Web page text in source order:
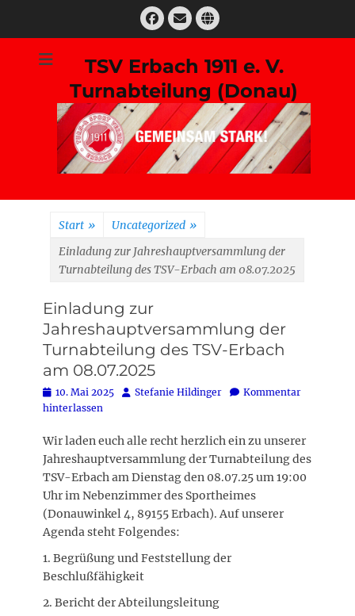
Facebook
E-
Mail
Website
TSV Erbach 1911 e. V.
Turnabteilung (Donau)
Start » Uncategorized »
Einladung zur Jahreshauptversammlung der
Turnabteilung des TSV-Erbach am 08.07.2025
Einladung zur
Jahreshauptversammlung der
Turnabteilung des TSV-Erbach
am 08.07.2025
Posted
on
10. Mai 2025 AutorStefanie Hildinger
Kommentar
hinterlassen
Wir laden euch alle recht herzlich ein zu unserer
Jahreshauptversammlung der Turnabteilung des
TSV-Erbach am Dienstag den 08.07.25 um 19:00
Uhr im Nebenzimmer des Sportheimes
(Donauwinkel 4, 89155 Erbach). Auf unserer
Agenda steht Folgendes:
1. Begrüßung und Feststellung der
Beschlußfähigkeit
2. Bericht der Abteilungsleitung